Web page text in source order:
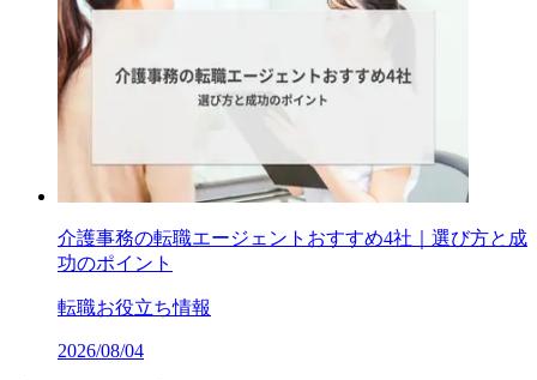
介護事務の転職エージェントおすすめ4社｜選び方と成
功のポイント
転職お役立ち情報
2026/08/04